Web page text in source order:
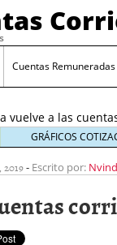
Cuentas Remuneradas
vuelve a las
cuentas
vs cuenta
enero 9, 2026
reducción
qué te afecta
GRÁFICOS
2019- Escrito por: